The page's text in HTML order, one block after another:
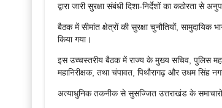
द्वारा जारी सुरक्षा संबंधी दिशा-निर्देशों का कठोरता
बैठक में सीमांत क्षेत्रों की सुरक्षा चुनौतियों,
किया गया।
इस उच्चस्तरीय बैठक में राज्य के मुख्य सचिव, पुलिस
महानिरीक्षक, तथा चंपावत, पिथौरागढ़ और उधम सिंह
अत्याधुनिक तकनीक से सुसज्जित उत्तराखंड के